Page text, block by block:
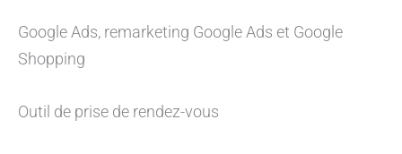
Google Ads, remarketing Google Ads et Google
Shopping
Outil de prise de rendez-vous